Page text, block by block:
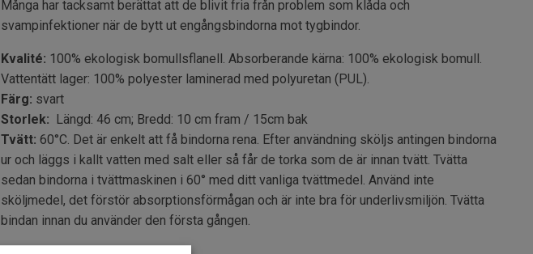
Många har tacksamt berättat att de blivit fria från problem som klåda och
svampinfektioner när de bytt ut engångsbindorna mot tygbindor.
Kvalité: 100% ekologisk bomullsflanell. Absorberande kärna: 100% ekologisk bomull.
Vattentätt lager: 100% polyester laminerad med polyuretan (PUL).
Färg: svart
Storlek: Längd: 46 cm; Bredd: 10 cm fram / 15cm bak
Tvätt: 60°C. Det är enkelt att få bindorna rena. Efter användning sköljs antingen bindorna
ur och läggs i kallt vatten med salt eller så får de torka som de är innan tvätt. Tvätta
sedan bindorna i tvättmaskinen i 60° med ditt vanliga tvättmedel. Använd inte
sköljmedel, det förstör absorptionsförmågan och är inte bra för underlivsmiljön. Tvätta
bindan innan du använder den första gången.